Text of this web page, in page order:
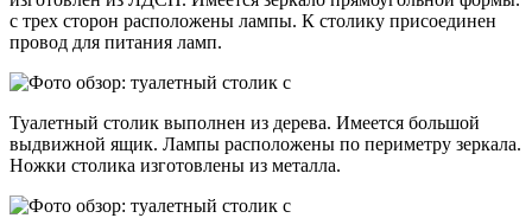
с трех сторон расположены лампы. К столику присоединен
провод для питания ламп.
Туалетный столик выполнен из дерева. Имеется большой
выдвижной ящик. Лампы расположены по периметру зеркала.
Ножки столика изготовлены из металла.